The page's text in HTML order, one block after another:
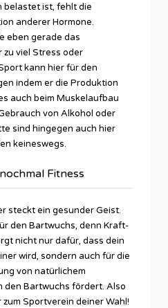
belastet ist, fehlt die
anderer Hormone.
eben gerade das
viel Stress oder
kann hier für den
indem er die Produktion
auch beim Muskelaufbau
von Alkohol oder
sind hingegen auch hier
keineswegs.
Fitness
steckt ein gesunder Geist.
den Bartwuchs, denn Kraft-
nicht nur dafür, dass dein
wird, sondern auch für die
von natürlichem
den Bartwuchs fördert. Also
Sportverein deiner Wahl!